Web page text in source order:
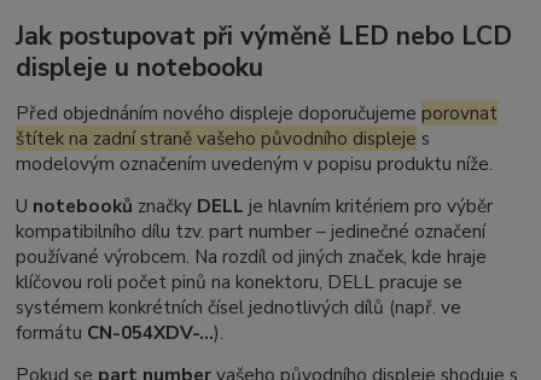
Jak postupovat při výměně LED nebo LCD
displeje u notebooku
Před objednáním nového displeje doporučujeme porovnat
štítek na zadní straně vašeho původního displeje s
modelovým označením uvedeným v popisu produktu níže.
U notebooků značky DELL je hlavním kritériem pro výběr
kompatibilního dílu tzv. part number– jedinečné označení
používané výrobcem. Na rozdíl od jiných značek, kde hraje
klíčovou roli počet pinů na konektoru, DELL pracuje se
systémem konkrétních čísel jednotlivých dílů (např. ve
formátu CN-054XDV-...).
Pokud se part numbervašeho původního displeje shoduje s